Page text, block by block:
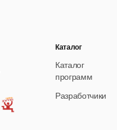
Каталог
Каталог
программ
Разработчики